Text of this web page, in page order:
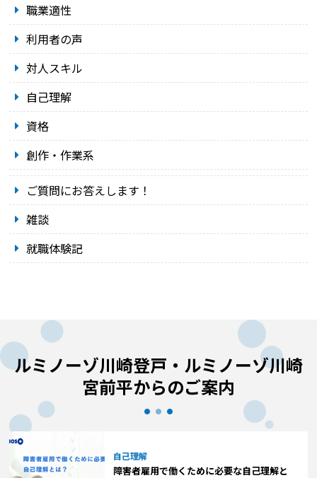
職業適性
利用者の声
対人スキル
自己理解
資格
創作・作業系
ご質問にお答えします！
雑談
就職体験記
ルミノーゾ川崎登戸・ルミノーゾ川崎
宮前平からのご案内
自己理解
障害者雇用で働くために必要な自己理解と